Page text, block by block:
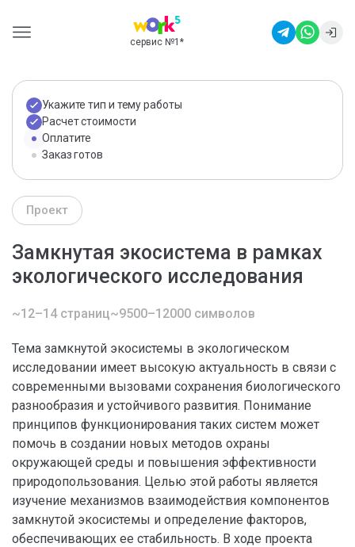
сервис №1 *
Укажите тип и тему работы
Расчет стоимости
Оплатите
Заказ готов
Проект
Замкнутая экосистема в рамках
экологического исследования
~12–14 страниц~9500–12000 символов
Тема замкнутой экосистемы в экологическом
исследовании имеет высокую актуальность в связи с
современными вызовами сохранения биологического
разнообразия и устойчивого развития. Понимание
принципов функционирования таких систем может
помочь в создании новых методов охраны
окружающей среды и повышения эффективности
природопользования. Целью этой работы является
изучение механизмов взаимодействия компонентов
замкнутой экосистемы и определение факторов,
обеспечивающих ее стабильность. В ходе проекта